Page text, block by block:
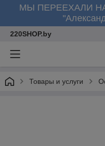
МЫ ПЕРЕЕХАЛИ
220SHOP.by
Товары и услуги